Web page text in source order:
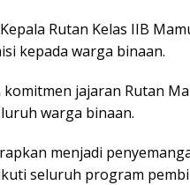
Rutan Kelas IIB
kepada warga binaan.
komitmen jajaran Rutan
warga binaan.
menjadi
seluruh program